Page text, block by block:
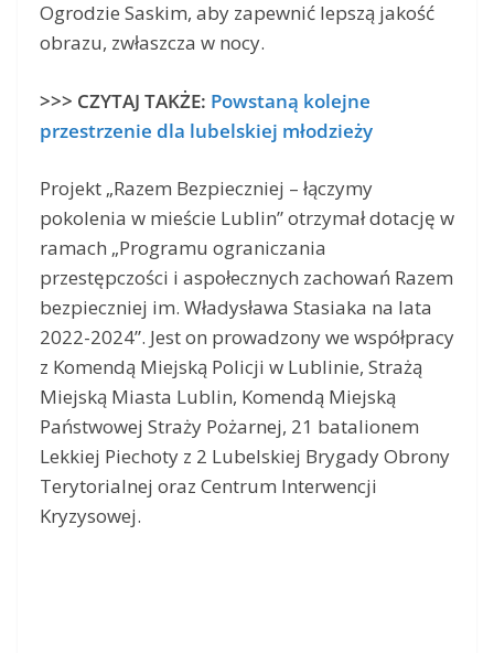
Ogrodzie Saskim, aby zapewnić lepszą jakość
obrazu, zwłaszcza w nocy.
>>> CZYTAJ TAKŻE: Powstaną kolejne
przestrzenie dla lubelskiej młodzieży
Projekt „Razem Bezpieczniej – łączymy
pokolenia w mieście Lublin” otrzymał dotację w
ramach „Programu ograniczania
przestępczości i aspołecznych zachowań Razem
bezpieczniej im. Władysława Stasiaka na lata
2022-2024”. Jest on prowadzony we współpracy
z Komendą Miejską Policji w Lublinie, Strażą
Miejską Miasta Lublin, Komendą Miejską
Państwowej Straży Pożarnej, 21 batalionem
Lekkiej Piechoty z 2 Lubelskiej Brygady Obrony
Terytorialnej oraz Centrum Interwencji
Kryzysowej.